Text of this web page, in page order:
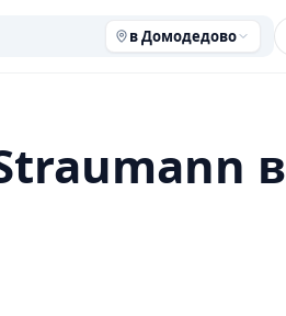
в Домодедово
в